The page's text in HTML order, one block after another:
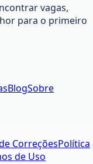
vagas,
para o primeiro
BlogSobre
CorreçõesPolítica
de Uso